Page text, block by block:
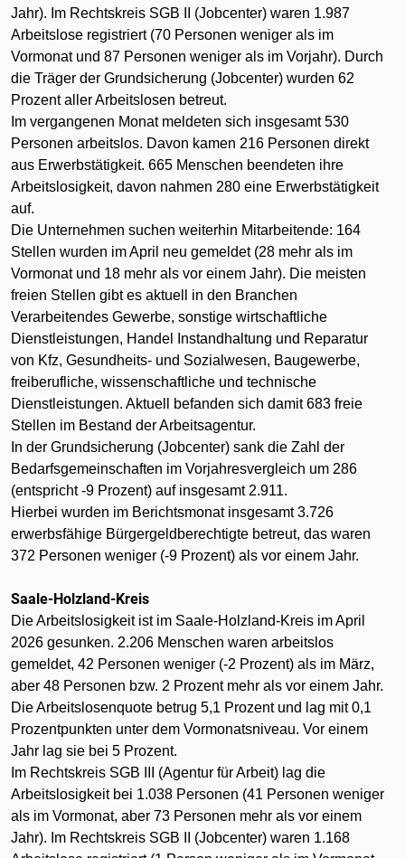
Jahr). Im Rechtskreis SGB II (Jobcenter) waren 1.987
Arbeitslose registriert (70 Personen weniger als im
Vormonat und 87 Personen weniger als im Vorjahr). Durch
die Träger der Grundsicherung (Jobcenter) wurden 62
Prozent aller Arbeitslosen betreut.
Im vergangenen Monat meldeten sich insgesamt 530
Personen arbeitslos. Davon kamen 216 Personen direkt
aus Erwerbstätigkeit. 665 Menschen beendeten ihre
Arbeitslosigkeit, davon nahmen 280 eine Erwerbstätigkeit
auf.
Die Unternehmen suchen weiterhin Mitarbeitende: 164
Stellen wurden im April neu gemeldet (28 mehr als im
Vormonat und 18 mehr als vor einem Jahr). Die meisten
freien Stellen gibt es aktuell in den Branchen
Verarbeitendes Gewerbe, sonstige wirtschaftliche
Dienstleistungen, Handel Instandhaltung und Reparatur
von Kfz, Gesundheits- und Sozialwesen, Baugewerbe,
freiberufliche, wissenschaftliche und technische
Dienstleistungen. Aktuell befanden sich damit 683 freie
Stellen im Bestand der Arbeitsagentur.
In der Grundsicherung (Jobcenter) sank die Zahl der
Bedarfsgemeinschaften im Vorjahresvergleich um 286
(entspricht -9 Prozent) auf insgesamt 2.911.
Hierbei wurden im Berichtsmonat insgesamt 3.726
erwerbsfähige Bürgergeldberechtigte betreut, das waren
372 Personen weniger (-9 Prozent) als vor einem Jahr.
Saale-Holzland-Kreis
Die Arbeitslosigkeit ist im Saale-Holzland-Kreis im April
2026 gesunken. 2.206 Menschen waren arbeitslos
gemeldet, 42 Personen weniger (-2 Prozent) als im März,
aber 48 Personen bzw. 2 Prozent mehr als vor einem Jahr.
Die Arbeitslosenquote betrug 5,1 Prozent und lag mit 0,1
Prozentpunkten unter dem Vormonatsniveau. Vor einem
Jahr lag sie bei 5 Prozent.
Im Rechtskreis SGB III (Agentur für Arbeit) lag die
Arbeitslosigkeit bei 1.038 Personen (41 Personen weniger
als im Vormonat, aber 73 Personen mehr als vor einem
Jahr). Im Rechtskreis SGB II (Jobcenter) waren 1.168